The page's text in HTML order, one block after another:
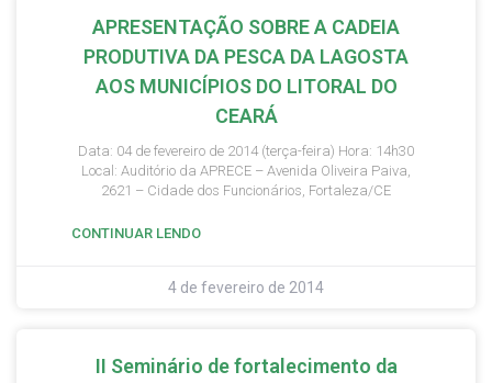
APRESENTAÇÃO SOBRE A CADEIA
PRODUTIVA DA PESCA DA LAGOSTA
AOS MUNICÍPIOS DO LITORAL DO
CEARÁ
Data: 04 de fevereiro de 2014 (terça-feira) Hora: 14h30
Local: Auditório da APRECE – Avenida Oliveira Paiva,
2621 – Cidade dos Funcionários, Fortaleza/CE
CONTINUAR LENDO
4 de fevereiro de 2014
II Seminário de fortalecimento da